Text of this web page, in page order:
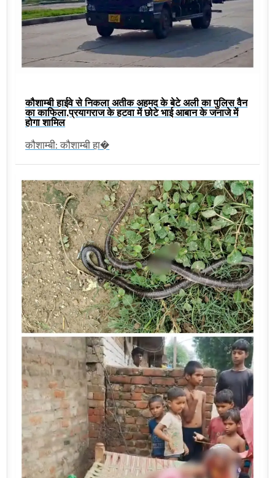
कौशाम्बी हाईवे से निकला अतीक अहमद के बेटे अली का पुलिस वैन
का काफिला,प्रयागराज के हटवा में छोटे भाई आबान के जनाजे में
होगा शामिल
कौशाम्बी: कौशाम्बी हा�